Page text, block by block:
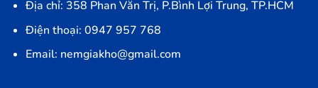
Địa chỉ: 358 Phan Văn Trị, P.Bình Lợi Trung, TP.HCM
Điện thoại: 0947 957 768
Email: nemgiakho@gmail.com